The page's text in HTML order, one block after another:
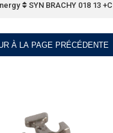
SYN BRACHY 018 13 +C
À LA PAGE PRÉCÉDENTE